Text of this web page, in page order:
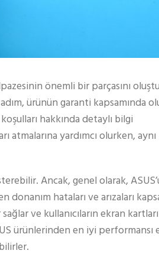
önemli bir parçasını
ürünün garanti kapsamında
hakkında detaylı bilgi
atmalarına yardımcı olurken, aynı
Ancak, genel olarak,
hataları ve arızaları
ve kullanıcıların ekran
ürünlerinden en iyi performansı